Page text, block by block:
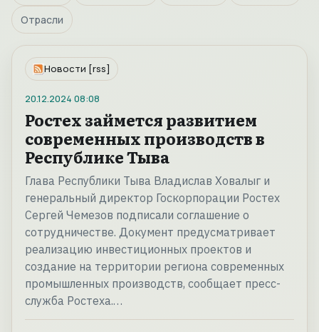
Отрасли
Новости [rss]
20.12.2024 08:08
Ростех займется развитием
современных производств в
Республике Тыва
Глава Республики Тыва Владислав Ховалыг и
генеральный директор Госкорпорации Ростех
Сергей Чемезов подписали соглашение о
сотрудничестве. Документ предусматривает
реализацию инвестиционных проектов и
создание на территории региона современных
промышленных производств, сообщает пресс-
служба Ростеха.…